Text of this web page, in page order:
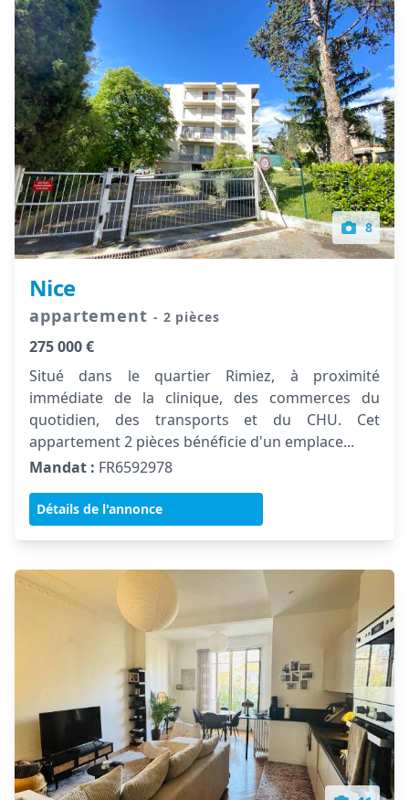
8
Nice
appartement - 2 pièces
275 000 €
Situé dans le quartier Rimiez, à proximité
immédiate de la clinique, des commerces du
quotidien, des transports et du CHU. Cet
appartement 2 pièces bénéficie d'un emplace...
Mandat : FR6592978
Détails de l'annonce